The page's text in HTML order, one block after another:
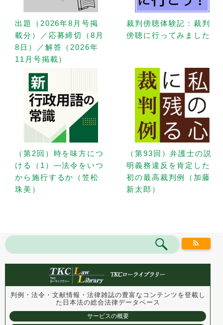
出題（2026年8月号掲
載分）／応募締切（8月
8日）／解答（2026年
11月号掲載）
裁判傍聴体験記：裁判
傍聴に行ってみました
（第2回）時を味方につ
ける（1）—法令をいつ
から施行するか（笠松
珠美）
（第93回）弁護士の説
明義務違反を肯定した
初の最高裁判例（加藤
新太郎）
判例・法令・文献情報・法律雑誌の豊富なコンテンツを登載し
た 日本法の総合法律データベース
サービスの概要